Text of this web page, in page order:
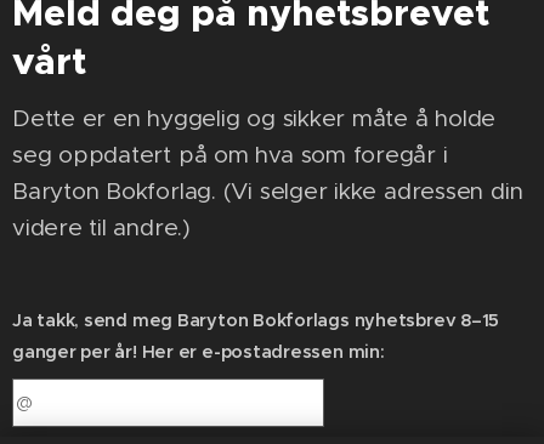
Meld deg på nyhetsbrevet
vårt
Dette er en hyggelig og sikker måte å holde
seg oppdatert på om hva som foregår i
Baryton Bokforlag. (Vi selger ikke adressen din
videre til andre.)
Ja takk, send meg Baryton Bokforlags nyhetsbrev 8–15
ganger per år! Her er e-postadressen min: